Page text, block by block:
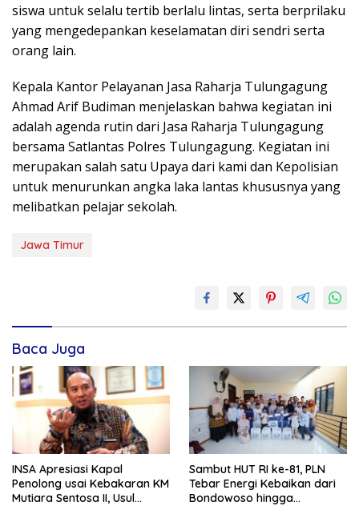
siswa untuk selalu tertib berlalu lintas, serta berprilaku
yang mengedepankan keselamatan diri sendri serta
orang lain.
Kepala Kantor Pelayanan Jasa Raharja Tulungagung
Ahmad Arif Budiman menjelaskan bahwa kegiatan ini
adalah agenda rutin dari Jasa Raharja Tulungagung
bersama Satlantas Polres Tulungagung. Kegiatan ini
merupakan salah satu Upaya dari kami dan Kepolisian
untuk menurunkan angka laka lantas khususnya yang
melibatkan pelajar sekolah.
Jawa Timur
Baca Juga
INSA Apresiasi Kapal
Penolong usai Kebakaran KM
Mutiara Sentosa II, Usul
Sambut HUT RI ke-81, PLN
Tebar Energi Kebaikan dari
Bondowoso hingga